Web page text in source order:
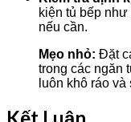
kiện tủ bếp
nếu cần.
Mẹo nhỏ: Đặt
trong các ngăn
luôn khô ráo và